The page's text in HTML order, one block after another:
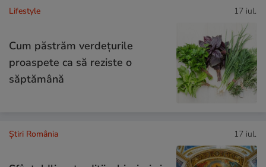
Lifestyle 17 iul.
Cum păstrăm verdețurile
proaspete ca să reziste o
săptămână
Știri România 17 iul.